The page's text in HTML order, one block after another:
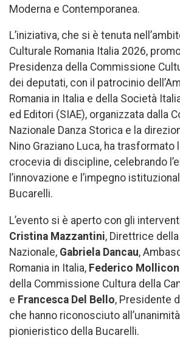
Moderna e Contemporanea.
L’iniziativa, che si è tenuta
Culturale Romania Italia 2026,
Presidenza della Commissione
dei deputati, con il patrocinio
Romania in Italia e della Società
ed Editori (SIAE), organizzata dalla
Nazionale Danza Storica e la
Nino Graziano Luca, ha trasformato
crocevia di discipline, celebrando
l’innovazione e l’impegno
Bucarelli.
L’evento si è aperto con gli
Cristina Mazzantini, Direttrice
Nazionale, Gabriela Dancau,
Romania in Italia, Federico
della Commissione Cultura della
e Francesca Del Bello, Presidente
che hanno riconosciuto
pionieristico della Bucarelli.